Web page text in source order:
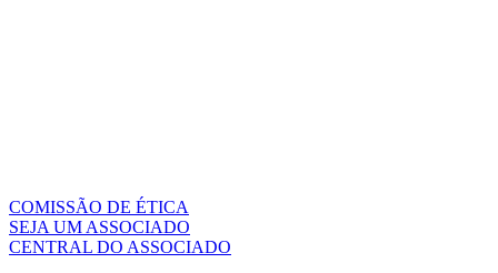
COMISSÃO DE ÉTICA
SEJA UM ASSOCIADO
CENTRAL DO ASSOCIADO